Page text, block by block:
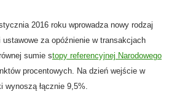
2016 roku wprowadza nowy rodzaj
za opóźnienie w transakcjach
sumie stopy referencyjnej Narodowego
procentowych. Na dzień wejście w
łącznie 9,5%.